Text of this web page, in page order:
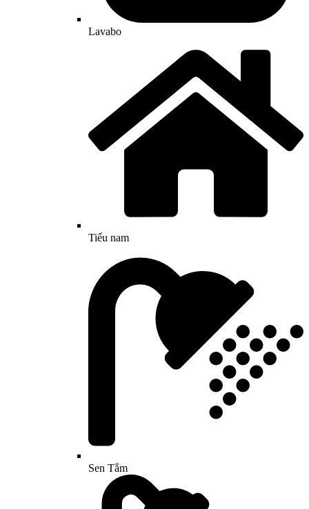
Lavabo
Tiểu nam
Sen Tắm